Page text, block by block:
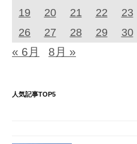
19
20 21 22 23
26
27 28 29 30
« 6月 8月 »
人気記事TOP5